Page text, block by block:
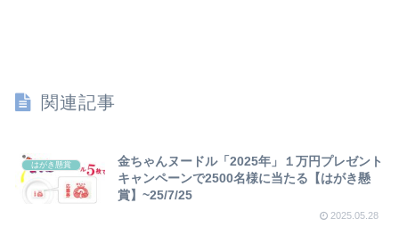
関連記事
はがき懸賞
金ちゃんヌードル「2025年」１万円プレゼント
キャンペーンで2500名様に当たる【はがき懸
賞】~25/7/25
2025.05.28